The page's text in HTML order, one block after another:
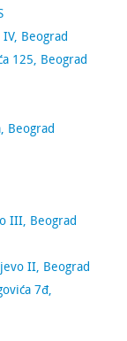
Beograd
125, Beograd
Beograd
III, Beograd
II, Beograd
7đ,